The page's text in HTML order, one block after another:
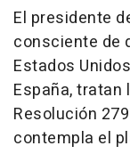
El presidente
consciente de
Estados
España, tratan
Resolución
contempla el